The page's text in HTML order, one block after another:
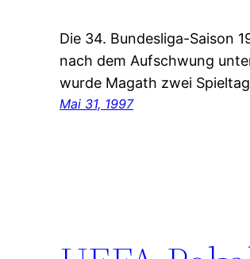
Die 34. Bundesliga-Saison
nach dem Aufschwung
wurde Magath zwei
Mai 31, 1997